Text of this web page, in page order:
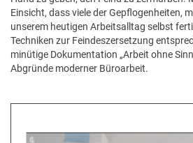
Einsicht, dass viele der Gepflogenheiten,
unserem heutigen Arbeitsalltag selbst
Techniken zur Feindeszersetzung
minütige Dokumentation „Arbeit ohne
Abgründe moderner Büroarbeit.